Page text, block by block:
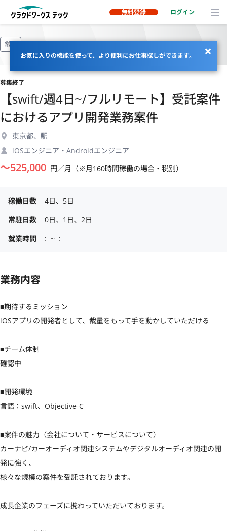
無料登録 ログイン
お気に入りの機能を使って、より便利にお仕事探しができます。
常駐
募集終了
【swift/週4日~/フルリモート】受託案件
におけるアプリ開発業務案件
東京都、駅
iOSエンジニア・Androidエンジニア
〜525,000 円／月（※月160時間稼働の場合・税別）
稼働日数
4日、5日
常駐日数
0日、1日、2日
就業時間
:  ~  :
業務内容
■期待するミッション
iOSアプリの開発者として、裁量をもって手を動かしていただける
■チーム体制
確認中
■開発環境
言語：swift、Objective-C
■案件の魅力（会社について・サービスについて）
カーナビ/カーオーディオ関連システムやデジタルオーディオ関連の開
発に強く、
様々な規模の案件を受託されております。
成長企業のフェーズに携わっていただいております。